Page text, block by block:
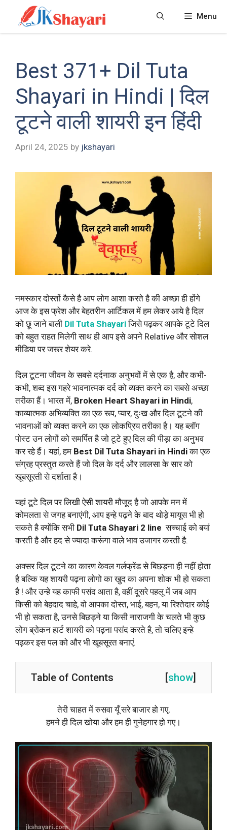
content
Menu
Best 371+ Dil Tuta
Shayari in Hindi | दिल
टूटने वाली शायरी इन हिंदी
April 24, 2025 by jkshayari
नमस्कार दोस्तों कैसे है आप लोग आशा करते है की अच्छा ही होंगे
आज के इस फ्रेश और बेहतरीन आर्टिकल में हम लेकर आये है दिल
को छू जाने बाली Dil Tuta Shayari जिसे पढ़कर आपके टूटे दिल
को बहुत राहत मिलेगी साथ ही आप इसे अपने Relative और सोशल
मीडिया पर जरूर शेयर करे.
दिल टूटना जीवन के सबसे दर्दनाक अनुभवों में से एक है, और कभी-
कभी, शब्द इस गहरे भावनात्मक दर्द को व्यक्त करने का सबसे अच्छा
तरीका हैं। भारत में, Broken Heart Shayari in Hindi,
काव्यात्मक अभिव्यक्ति का एक रूप, प्यार, दुःख और दिल टूटने की
भावनाओं को व्यक्त करने का एक लोकप्रिय तरीका है। यह ब्लॉग
पोस्ट उन लोगों को समर्पित है जो टूटे हुए दिल की पीड़ा का अनुभव
कर रहे हैं। यहां, हम Best Dil Tuta Shayari in Hindiका एक
संग्रह प्रस्तुत करते हैं जो दिल के दर्द और लालसा के सार को
खूबसूरती से दर्शाता है।
यहां टूटे दिल पर लिखी ऐसी शायरी मौजूद है जो आपके मन में
कोमलता से जगह बनाएंगी, आप इन्हे पढ़ने के बाद थोड़े मायूस भी हो
सकते है क्योंकि सभी Dil Tuta Shayari 2 line सच्चाई को बयां
करती है और हद से ज्यादा करूंगा वाले भाव उजागर करती है.
अक्सर दिल टूटने का कारण केवल गर्लफ्रेंड से बिछड़ना ही नहीं होता
है बल्कि यह शायरी पढ़ना लोगो का खुद का अपना शोक भी हो सकता
है ! और उन्हे यह काफी पसंद आता है, वहीं दूसरे पहलू में जब आप
किसी को बेहदाद चाहे, वो आपका दोस्त, भाई, बहन, या रिश्तेदार कोई
भी हो सकता है, उनसे बिछड़ने या किसी नाराजगी के चलते भी कुछ
लोग ब्रोकन हार्ट शायरी को पढ़ना पसंद करते है, तो चलिए इन्हे
पढ़कर इस पल को और भी खूबसूरत बनाएं.
Table of Contents [show]
तेरी चाहत में रुसवा यूँ सरे बाजार हो गए,
हमने ही दिल खोया और हम ही गुनेहगार हो गए।